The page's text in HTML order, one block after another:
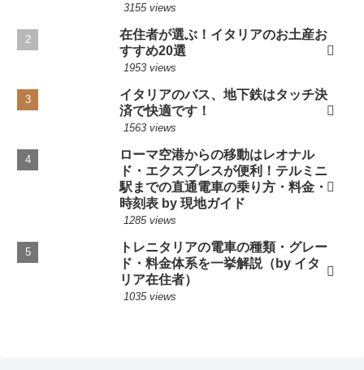
3155 views
在住者が選ぶ！イタリアのお土産お
すすめ20選
1953 views
イタリアのバス、地下鉄はタッチ決
済で快適です！
1563 views
ローマ空港からの移動はレオナル
ド・エクスプレスが便利！テルミニ
駅までの直通電車の乗り方・料金・
時刻表 by 現地ガイド
1285 views
トレニタリアの電車の種類・グレー
ド・料金体系を一挙解説（by イタ
リア在住者）
1035 views